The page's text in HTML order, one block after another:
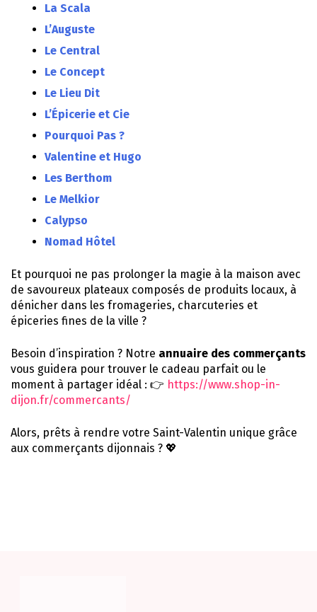
La Scala
L’Auguste
Le Central
Le Concept
Le Lieu Dit
L’Épicerie et Cie
Pourquoi Pas ?
Valentine et Hugo
Les Berthom
Le Melkior
Calypso
Nomad Hôtel
Et pourquoi ne pas prolonger la magie à la maison avec
de savoureux plateaux composés de produits locaux, à
dénicher dans les fromageries, charcuteries et
épiceries fines de la ville ?
Besoin d’inspiration ? Notre annuaire des commerçants
vous guidera pour trouver le cadeau parfait ou le
moment à partager idéal : 👉 https://www.shop-in-
dijon.fr/commercants/
Alors, prêts à rendre votre Saint-Valentin unique grâce
aux commerçants dijonnais ? 💖